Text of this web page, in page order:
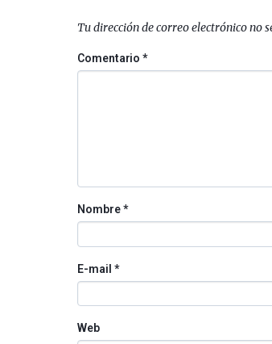
Tu dirección de correo electrónico no
Comentario*
Nombre*
E-mail *
Web